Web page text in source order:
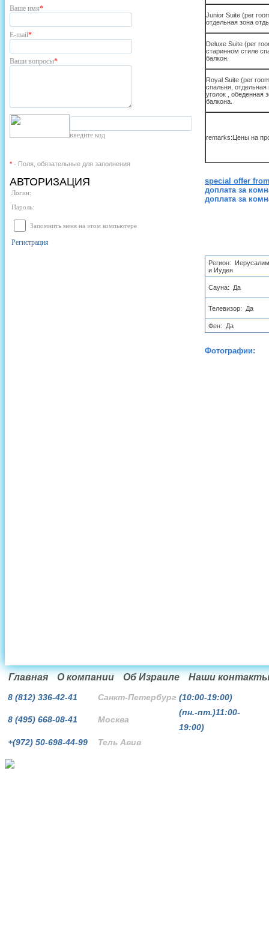
Ваше имя*
E-mail*
Ваши вопросы*
введите код
* - Поля, обязательные для заполнения
АВТОРИЗАЦИЯ
Логин:
Пароль:
Запомнить меня на этом компьютере
Регистрация
Junior Suite (per
отдельная зона
Deluxe Suite (per
старинном стиле
балкон.
Royal Suite (per
спальня,
уголок , обеденная
балкона.
remarks:Цены на
special offer
доплата за
доплата за
Регион: Иерусалим
и Иудея
Сауна: Да
Телевизор: Да
Фен: Да
Фотографии:
Главная О компании Об Израиле Наши
8 (812) 336-42-41 Санкт-Петербург (10:00-19:00)
8 (495) 668-08-41 Москва
(пн.-пт.)11:00-
19:00)
+(972) 50-698-44-99 Тель Авив